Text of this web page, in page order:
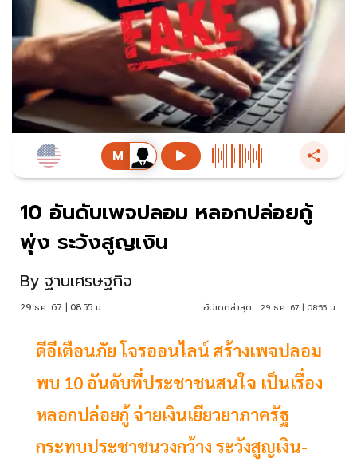
10 อันดับเพจปลอม หลอกปล่อยกู้
พุ่ง ระวังสูญเงิน
By ฐานเศรษฐกิจ
29 ธ.ค. 67 | 08:55 น. อัปเดตล่าสุด : 29 ธ.ค. 67 | 08:55 น.
ดีอีเตือนภัย โจรออนไลน์ สร้างเพจปลอม
พบ 10 อันดับที่ประชาชนสนใจ เป็นเรื่อง
หลอกปล่อยกู้ จ่ายเงินเยียวยาภาครัฐ
กระทบประชาชนวงกว้าง ระวังสูญเงิน-